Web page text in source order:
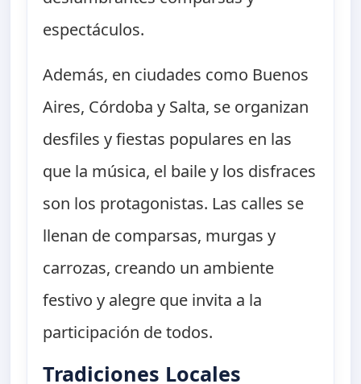
espectáculos.
Además, en ciudades como Buenos
Aires, Córdoba y Salta, se organizan
desfiles y fiestas populares en las
que la música, el baile y los disfraces
son los protagonistas. Las calles se
llenan de comparsas, murgas y
carrozas, creando un ambiente
festivo y alegre que invita a la
participación de todos.
Tradiciones Locales